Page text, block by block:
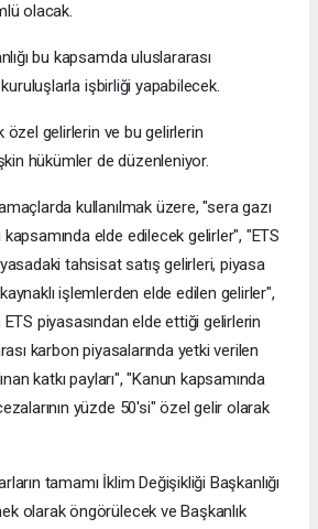
olacak.
bu kapsamda uluslararası
işbirliği yapabilecek.
özel gelirlerin ve bu gelirlerin
hükümler de düzenleniyor.
kullanılmak üzere, "sera gazı
elde edilecek gelirler", "ETS
tahsisat satış gelirleri, piyasa
işlemlerden elde edilen gelirler",
piyasasından elde ettiği gelirlerin
karbon piyasalarında yetki verilen
katkı payları", "Kanun kapsamında
yüzde 50'si" özel gelir olarak
tamamı İklim Değişikliği Başkanlığı
olarak öngörülecek ve Başkanlık